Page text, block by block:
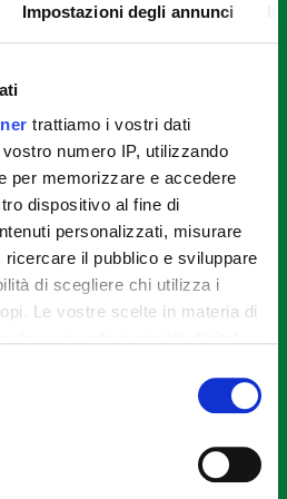
Impostazioni degli annunci
trattiamo i vostri dati
numero IP, utilizzando
per memorizzare e accedere
dispositivo al fine di
personalizzati, misurare
il pubblico e sviluppare
di scegliere chi utilizza i
Le vostre scelte in materia di
consenso in qualsiasi
sui cookie o facendo clic
i croissant salati
preriscaldare il forno a 200
Fileni agli spinaci per
dorata e fragrante.
i cornetti a metà nel